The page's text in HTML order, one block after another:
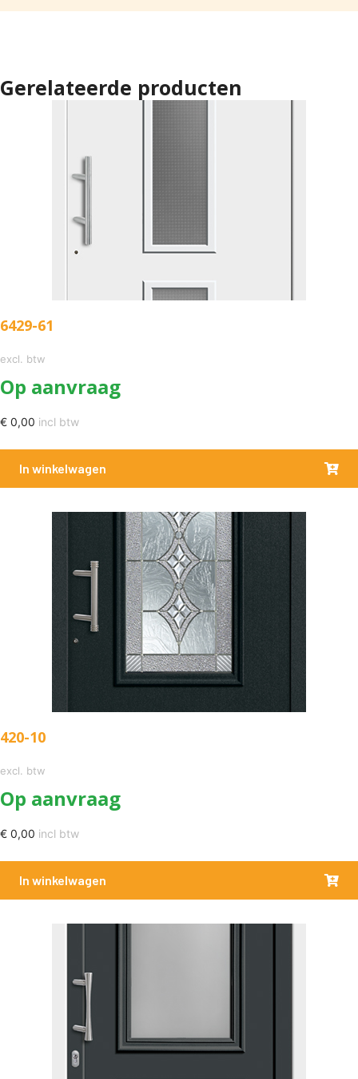
Gerelateerde producten
6429-61
excl. btw
Op aanvraag
€ 0,00 incl btw
In winkelwagen
420-10
excl. btw
Op aanvraag
€ 0,00 incl btw
In winkelwagen